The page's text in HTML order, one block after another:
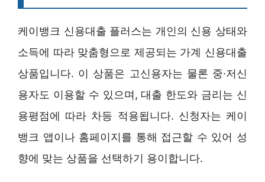
케이뱅크 신용대출 플러스는 개인의 신용 상태와
소득에 따라 맞춤형으로 제공되는 가계 신용대출
상품입니다. 이 상품은 고신용자는 물론 중·저신
용자도 이용할 수 있으며, 대출 한도와 금리는 신
용평점에 따라 차등 적용됩니다. 신청자는 케이
뱅크 앱이나 홈페이지를 통해 접근할 수 있어 성
향에 맞는 상품을 선택하기 용이합니다.